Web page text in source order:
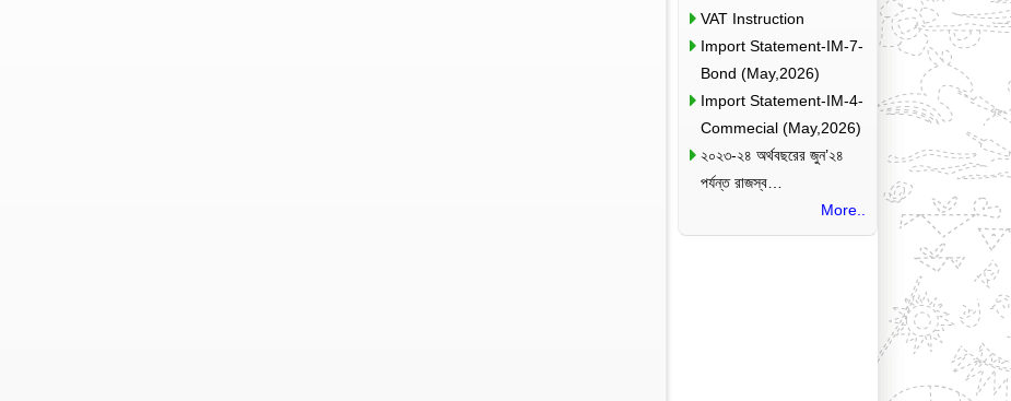
VAT Instruction
Import Statement-IM-7-
Bond (May,2026)
Import Statement-IM-4-
Commecial (May,2026)
২০২৩-২৪ অর্থবছরের জুন’২৪
পর্যন্ত রাজস্ব…
More..